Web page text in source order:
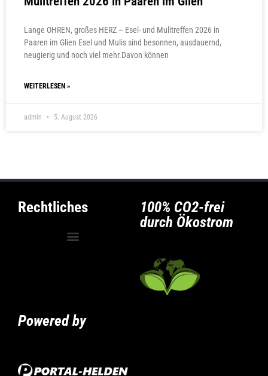
Lange OHREN, großes HERZ – Esel- und Mulitreffen 2026 in
Paaren im Glien Esel und Mulis sind besonnen, ausdauernd,
neugierig und noch viel mehr.Davon können
WEITERLESEN »
admin 5. August 2026
Rechtliches
100% CO2-frei
durch Ökostrom
Powered by